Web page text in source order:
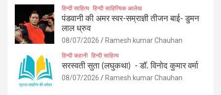
हिन्दी साहित्य हिन्दी साहित्यिक आलेख
पंडवानी की अमर स्वर-सम्राज्ञी तीजन बाई- डुमन
लाल ध्रुव
08/07/2026 Ramesh kumar Chauhan
हिन्दी कहानी हिन्दी साहित्य
सरस्वती सुता (लघुकथा) ​- डॉ. विनोद कुमार वर्मा
08/07/2026 Ramesh kumar Chauhan